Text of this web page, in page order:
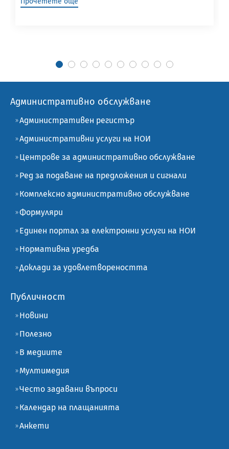
Административно обслужване
Административен регистър
Административни услуги на НОИ
Центрове за административно обслужване
Ред за подаване на предложения и сигнали
Комплексно административно обслужване
Формуляри
Единен портал за електронни услуги на НОИ
Нормативна уредба
Доклади за удовлетвореността
Публичност
Новини
Полезно
В медиите
Мултимедия
Често задавани въпроси
Календар на плащанията
Анкети